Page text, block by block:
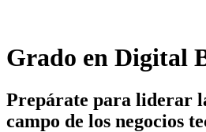
Grado en Digital
Prepárate para liderar
campo de los negocios